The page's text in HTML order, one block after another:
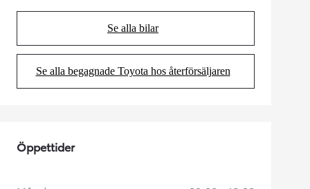
Se alla bilar
(Opens in new tab)
Se alla begagnade Toyota hos återförsäljaren
(Opens in new tab)
Öppettider